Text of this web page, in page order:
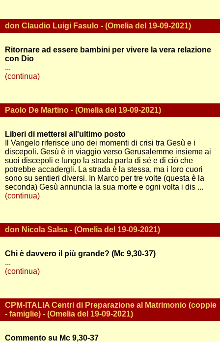
don Claudio Luigi Fasulo - (Omelia del 19-09-2021)
Ritornare ad essere bambini per vivere la vera relazione
con Dio
...
(continua)
Paolo De Martino - (Omelia del 19-09-2021)
Liberi di mettersi all'ultimo posto
Il Vangelo riferisce uno dei momenti di crisi tra Gesù e i
discepoli. Gesù è in viaggio verso Gerusalemme insieme ai
suoi discepoli e lungo la strada parla di sé e di ciò che
potrebbe accadergli. La strada è la stessa, ma i loro cuori
sono su sentieri diversi. In Marco per tre volte (questa è la
seconda) Gesù annuncia la sua morte e ogni volta i dis ...
(continua)
don Nicola Salsa - (Omelia del 19-09-2021)
Chi è davvero il più grande? (Mc 9,30-37)
...
(continua)
CPM-ITALIA Centri di Preparazione al Matrimonio (coppie
- famiglie) - (Omelia del 19-09-2021)
Commento su Mc 9,30-37